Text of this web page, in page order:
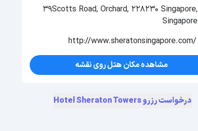
39Scotts Road, Orchard, 228230 Singapore,
Singapore
http://www.sheratonsingapore.com/
مشاهده مکان هتل روی نقشه
درخواست رزرو Hotel Sheraton Towers